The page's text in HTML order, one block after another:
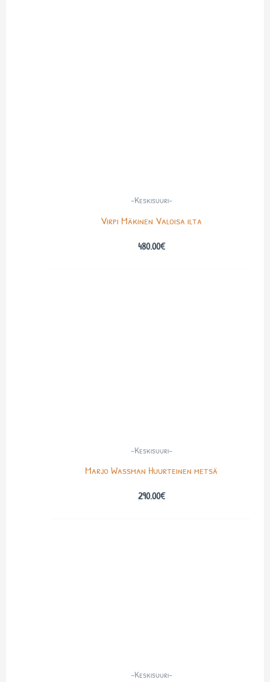
-Keskisuuri-
Virpi Mäkinen Valoisa ilta
480.00€
-Keskisuuri-
Marjo Wassman Huurteinen metsä
290.00€
-Keskisuuri-